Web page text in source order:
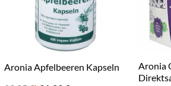
Aronia Apfelbeeren Kapseln
Aronia